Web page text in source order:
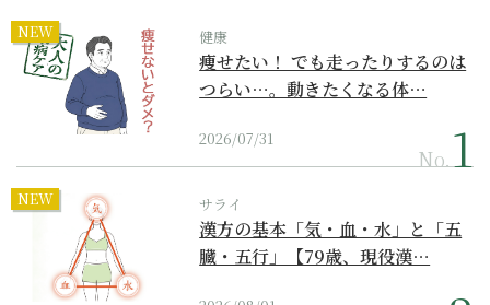
NEW 健康
痩せたい！ でも走ったりするのは
つらい…。動きたくなる体…
2026/07/31
No.
NEW サライ
漢方の基本「気・血・水」と「五
臓・五行」【79歳、現役漢…